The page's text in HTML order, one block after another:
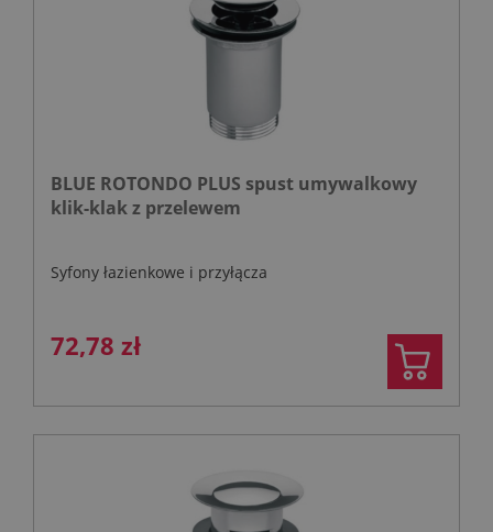
BLUE ROTONDO PLUS spust umywalkowy
klik-klak z przelewem
Syfony łazienkowe i przyłącza
72,78 zł